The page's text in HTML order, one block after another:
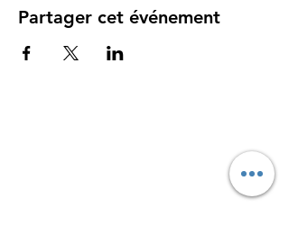
Partager cet événement